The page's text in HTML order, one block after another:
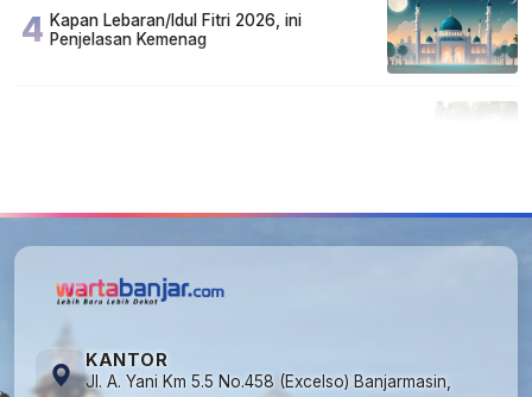
4 Kapan Lebaran/Idul Fitri 2026, ini
Penjelasan Kemenag
KANTOR
Jl. A. Yani Km 5.5 No.458 (Excelso) Banjarmasin,